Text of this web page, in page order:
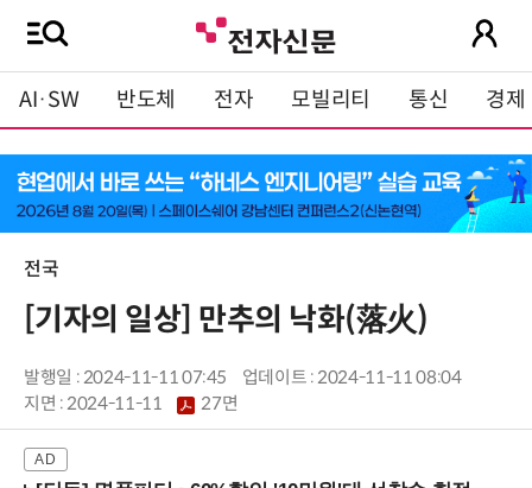
AI·SW 반도체 전자 모빌리티 통신 경제
전국
[기자의 일상] 만추의 낙화(落火)
발행일 : 2024-11-11 07:45
업데이트 : 2024-11-11 08:04
지면 :2024-11-11 27면